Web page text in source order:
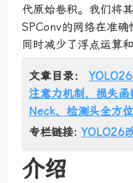
代原始卷积。我们将
SPConv的网络在准确
同时减少了浮点运算和
文章目录：
注意力机制、损失函
Neck、检测头全方
专栏链接: YOLO26
介绍